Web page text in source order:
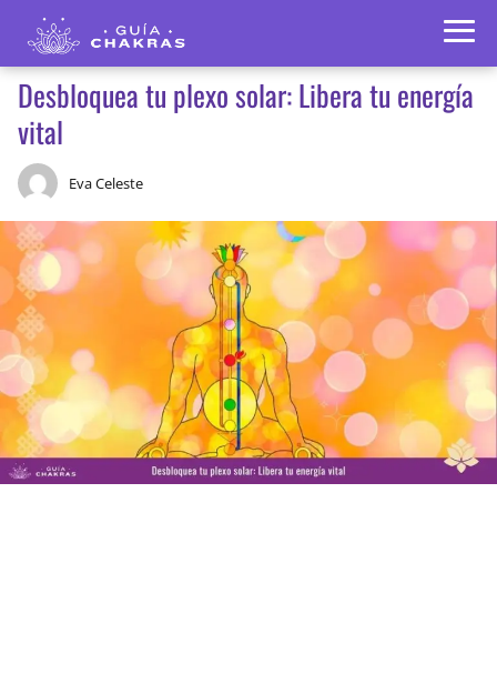
Desbloquea tu plexo solar: Libera tu energía
vital
Eva Celeste